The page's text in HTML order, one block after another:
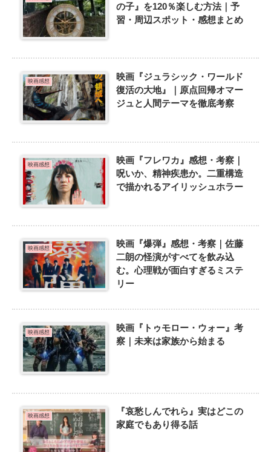
の子』を120％楽しむ方法｜予
習・周辺スポット・感想まとめ
映画感想
映画『ジュラシック・ワールド
復活の大地』｜原点回帰オマー
ジュと人間テーマを徹底考察
映画感想
映画『フレワカ』感想・考察｜
呪いか、精神疾患か。二重構造
で描かれるアイリッシュホラー
映画感想
映画『爆弾』感想・考察｜佐藤
二朗の怪演がすべてを飲み込
む。心理戦が面白すぎるミステ
リー
映画感想
映画『トゥモロー・ウォー』考
察｜未来は家族から始まる
映画感想
『哀愁しんでれら』実はどこの
家庭でもあり得る話